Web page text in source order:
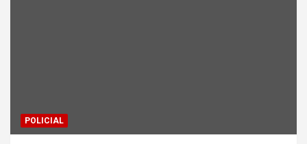
POLICIAL